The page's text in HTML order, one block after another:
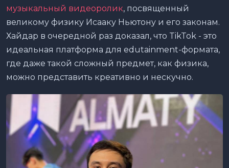
музыкальный видеоролик, посвященный
великому физику Исааку Ньютону и его законам.
Хайдар в очередной раз доказал, что TikTok - это
идеальная платформа для edutainment-формата,
где даже такой сложный предмет, как физика,
можно представить креативно и нескучно.